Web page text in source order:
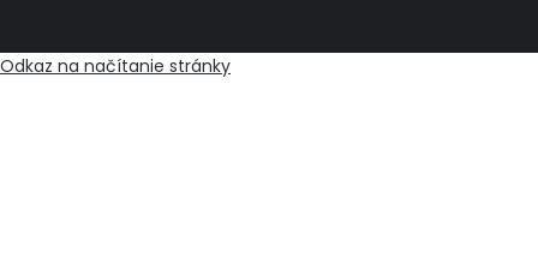
Odkaz na načítanie stránky